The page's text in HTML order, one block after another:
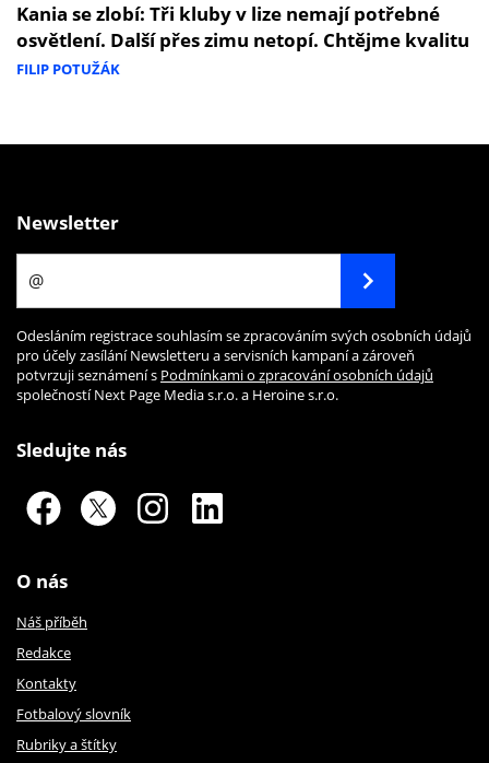
Kania se zlobí: Tři kluby v lize nemají potřebné
osvětlení. Další přes zimu netopí. Chtějme kvalitu
FILIP POTUŽÁK
Newsletter
Odesláním registrace souhlasím se zpracováním svých osobních údajů
pro účely zasílání Newsletteru a servisních kampaní a zároveň
potvrzuji seznámení s Podmínkami o zpracování osobních údajů
společností Next Page Media s.r.o. a Heroine s.r.o.
Sledujte nás
O nás
Náš příběh
Redakce
Kontakty
Fotbalový slovník
Rubriky a štítky